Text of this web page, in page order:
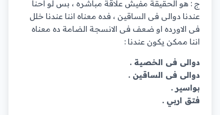
ج : هو الحقيقة مفيش علاقة مباشره ، بس لو احنا
عندنا دوالى فى الساقين ، فده معناه اننا عندنا خلل
فى الاورده او ضعف فى الانسجة الضامة ده معناه
اننا ممكن يكون عندنا :
دوالى فى الخصية .
دوالى فى الساقين .
بواسير .
فتق اربي .